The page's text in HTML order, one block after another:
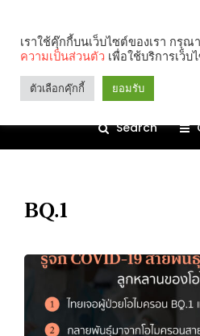
Search
BQ.1
เราใช้คุ๊กกี้บนเว็บไซต์ของเรา กรุ
ความเป็นส่วนตัว เพื่อใช้บริการเว็บ
ตัวเลือกคุ๊กกี้ ยอมรับ